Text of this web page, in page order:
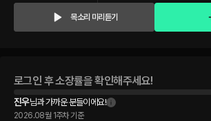
목소리 미리듣기
로그인 후 소장률을 확인해주세요!
진우님과 가까운 분들이에요!
2026.08월 1주차 기준